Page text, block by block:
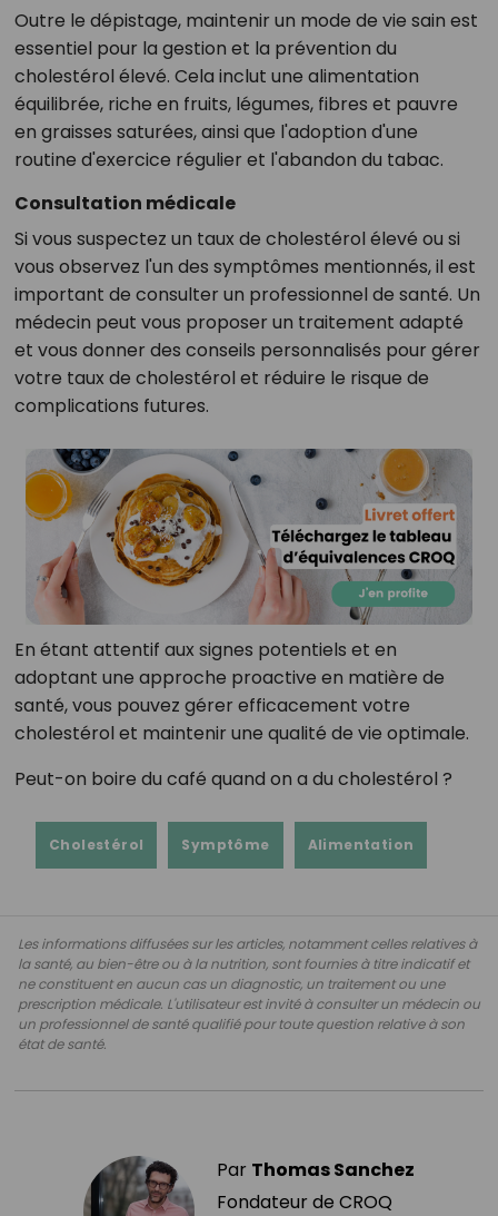
Outre le dépistage, maintenir un mode de vie sain est
essentiel pour la gestion et la prévention du
cholestérol élevé. Cela inclut une alimentation
équilibrée, riche en fruits, légumes, fibres et pauvre
en graisses saturées, ainsi que l'adoption d'une
routine d'exercice régulier et l'abandon du tabac.
Consultation médicale
Si vous suspectez un taux de cholestérol élevé ou si
vous observez l'un des symptômes mentionnés, il est
important de consulter un professionnel de santé. Un
médecin peut vous proposer un traitement adapté
et vous donner des conseils personnalisés pour gérer
votre taux de cholestérol et réduire le risque de
complications futures.
En étant attentif aux signes potentiels et en
adoptant une approche proactive en matière de
santé, vous pouvez gérer efficacement votre
cholestérol et maintenir une qualité de vie optimale.
Peut-on boire du café quand on a du cholestérol ?
Cholestérol Symptôme Alimentation
Les informations diffusées sur les articles, notamment celles relatives à
la santé, au bien-être ou à la nutrition, sont fournies à titre indicatif et
ne constituent en aucun cas un diagnostic, un traitement ou une
prescription médicale. L'utilisateur est invité à consulter un médecin ou
un professionnel de santé qualifié pour toute question relative à son
état de santé.
Par Thomas Sanchez
Fondateur de CROQ